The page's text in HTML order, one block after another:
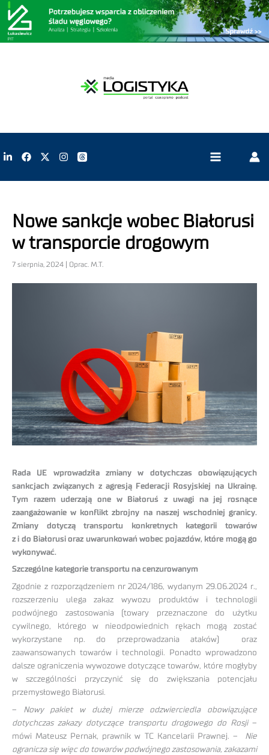
Nowe sankcje wobec Białorusi
w transporcie drogowym
7 sierpnia, 2024 | Oprac. M.T.
Rada UE wprowadziła zmiany w dotychczas obowiązujących
sankcjach związanych z agresją Federacji Rosyjskiej na Ukrainę.
Tym razem uderzają one w Białoruś z uwagi na jej rosnące
zaangażowanie w konflikt zbrojny na naszej wschodniej granicy.
Zmiany dotyczą transportu konkretnych kategorii towarów
z i do Białorusi oraz uwarunkowań wobec pojazdów, które mogą go
wykonywać.
Szczególne kategorie transportu na cenzurowanym
Zgodnie z rozporządzeniem nr 2024/186, wydanym 29.06.2024 r.,
rozszerzeniu ulega zakaz wywozu produktów i technologii
podwójnego zastosowania (towary przeznaczone do użytku
cywilnego, którego w nieodpowiednich rękach mogą zostać
wykorzystane np. do przeprowadzania ataków) oraz
zaawansowanych towarów i technologii. Ponadto wprowadzono
dalsze ograniczenia wywozowe dotyczące towarów, które mogłyby
w szczególności przyczynić się do zwiększania potencjału
przemysłowego Białorusi.
– Nowy pakiet w dużej mierze odzwierciedla obowiązujące
dotychczas zakazy dotyczące transportu drogowego do Rosji–
mówi Mateusz Pernak, prawnik w TC Kancelarii Prawnej. – Nie
ogranicza się więc do towarów podwójnego zastosowania, zakazami